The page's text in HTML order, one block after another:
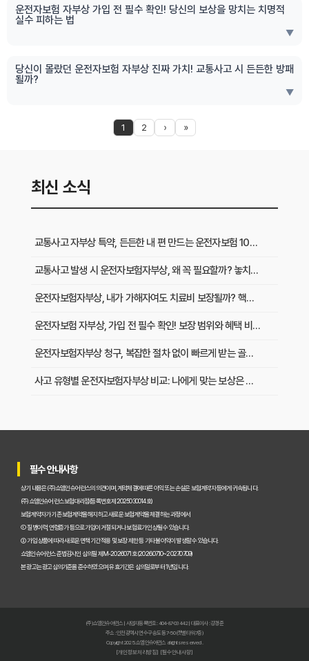
운전자보험 자부상 가입 전 필수 확인! 당신의 보상을 망치는 치명적
실수 피하는 법
▼
당신이 몰랐던 운전자보험 자부상 진짜 가치! 교통사고 시 든든한 방패
될까?
▼
1 2 › »
최신 소식
교통사고 자부상 특약, 든든한 내 편 만드는 운전자보험 100% 활용법
교통사고 발생 시 운전자보험자부상, 왜 꼭 필요할까? 놓치면 후회할 진짜 가치
운전자보험자부상, 내가 가해자여도 치료비 보장될까? 핵심 궁금증 해결
운전자보험 자부상, 가입 전 필수 확인! 보장 범위와 혜택 비교 가이드
운전자보험자부상 청구, 복잡한 절차 없이 빠르게 받는 골든 타임 지키기
사고 유형별 운전자보험자부상 비교: 나에게 맞는 보상은 무엇일까?
나도 모르게 놓치고 있는 운전자보험자부상! 이 보장까지 알고 계신가요?
필수 안내사항
상기 내용은 (주)쇼엠인슈어런스의 의견이며, 계약체결에 따른 이익 또는 손실은 보험계약자 등에게 귀속됩니다.
(주)쇼엠인슈어런스 보험대리점(등록번호 제2025030014호)
보험계약자가 기존 보험계약을 해지하고 새로운 보험계약을 체결하는 과정에서
① 질병이력, 연령증가 등으로 가입이 거절되거나 보험료가 인상될 수 있습니다.
② 가입 상품에 따라 새로운 면책기간 적용 및 보장 제한 등 기타 불이익이 발생할 수 있습니다.
쇼엠인슈어런스 준법감시인 심의필 제M-2026071호 (2026.07.10~2027.07.09)
본 광고는 광고심의기준을 준수하였으며, 유효기간은 심의일로부터 1년입니다.
(주)쇼엠인슈어런스 | 사업자등록번호 : 404-87-03442 | 대표이사 : 강경준
주소 : 인천광역시 연수구 송도동 7-50 (갯벌타워 7층)
Copyright 2025. 쇼엠인슈어런스 all rights reserved.
[개인정보처리방침] [필수안내사항]